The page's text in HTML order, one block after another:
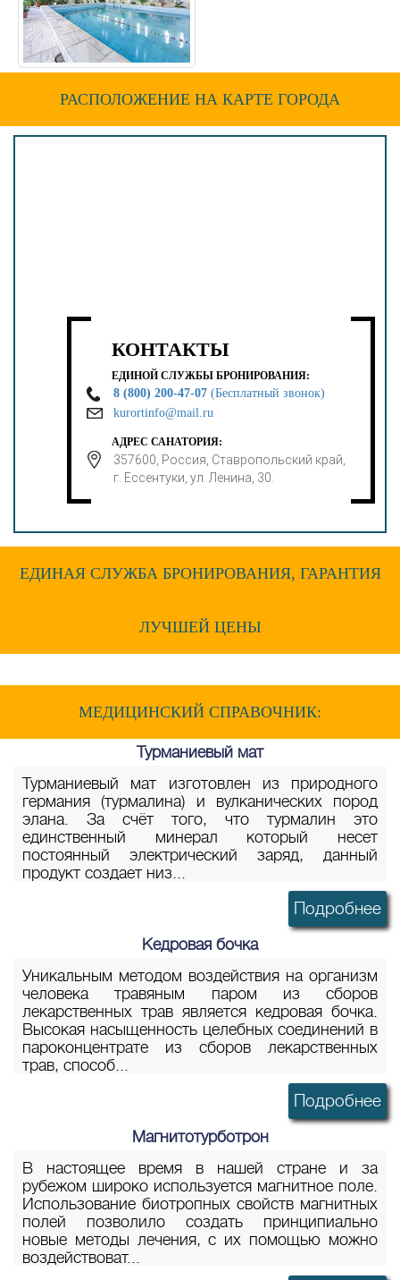
РАСПОЛОЖЕНИЕ НА КАРТЕ ГОРОДА
КОНТАКТЫ
ЕДИНОЙ СЛУЖБЫ БРОНИРОВАНИЯ:
8 (800) 200-47-07 (Бесплатный звонок)
kurortinfo@mail.ru
АДРЕС САНАТОРИЯ:
357600, Россия, Ставропольский край,
г. Ессентуки, ул. Ленина, 30.
ЕДИНАЯ СЛУЖБА БРОНИРОВАНИЯ, ГАРАНТИЯ
ЛУЧШЕЙ ЦЕНЫ
МЕДИЦИНСКИЙ СПРАВОЧНИК:
Турманиевый мат
Турманиевый мат изготовлен из природного
германия (турмалина) и вулканических пород
элана. За счёт того, что турмалин это
единственный минерал который несет
постоянный электрический заряд, данный
продукт создает низ...
Подробнее
Кедровая бочка
Уникальным методом воздействия на организм
человека травяным паром из сборов
лекарственных трав является кедровая бочка.
Высокая насыщенность целебных соединений в
пароконцентрате из сборов лекарственных
трав, способ...
Подробнее
Магнитотурботрон
В настоящее время в нашей стране и за
рубежом широко используется магнитное поле.
Использование биотропных свойств магнитных
полей позволило создать принципиально
новые методы лечения, с их помощью можно
воздействоват...